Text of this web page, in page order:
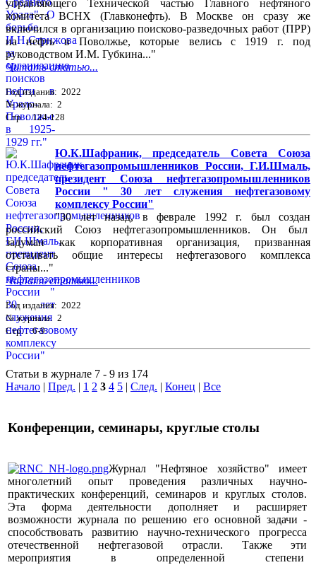
управляющего Технической частью Главного нефтяного
комитета ВСНХ (Главконефть). В Москве он сразу же
включился в организацию поисково-разведочных работ (ПРР)
на нефть в Поволжье, которые велись с 1919 г. под
руководством И.М. Губкина..."
Читать статью...
Год издания: 2022
№ журнала: 2
Стр. : 124-128
Ю.К.Шафраник, председатель Совета Союза
нефтегазопромышленников России, Г.И.Шмаль,
президент Союза нефтегазопромышленников
России " 30 лет служения нефтегазовому
комплексу России"
"30 лет назад, в феврале 1992 г. был создан
российский Союз нефтегазопромышленников. Он был
задуман как корпоративная организация, призванная
отстаивать общие интересы нефтегазового комплекса
страны..."
Читать статью...
Год издания: 2022
№ журнала: 2
Стр. : 6-9
Статьи в журнале 7 - 9 из 174
Начало | Пред. | 1 2 3 4 5 | След. | Конец | Все
Конференции, семинары, круглые столы
Журнал "Нефтяное хозяйство" имеет
многолетний опыт проведения различных научно-
практических конференций, семинаров и круглых столов.
Эта форма деятельности дополняет и расширяет
возможности журнала по решению его основной задачи -
способствовать развитию научно-технического прогресса
отечественной нефтегазовой отрасли. Также эти
мероприятия в определенной степени